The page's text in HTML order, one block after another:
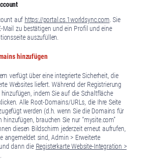
auf https://portal.cs.1worldsync.com. Sie
Mail zu bestätigen und ein Profil und eine
auszufüllen.
hinzufügen
verfügt über eine integrierte Sicherheit, die
Websites liefert. Während der Registrierung
hinzufügen, indem Sie auf die Schaltfläche
Alle Root-Domains/URLs, die Ihre Seite
werden (d.h. wenn Sie die Domains für
brauchen Sie nur “mysite.com”
diesen Bildschirm jederzeit erneut aufrufen,
angemeldet sind, Admin > Erweiterte
dann die Registerkarte Website-Integration >
.